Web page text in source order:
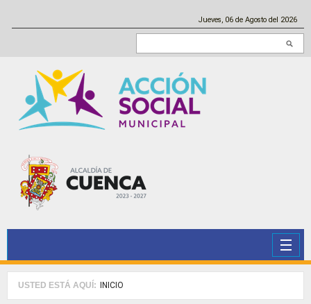
Jueves, 06 de Agosto del 2026
USTED ESTÁ AQUÍ: INICIO